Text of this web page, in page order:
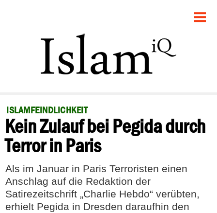
POLITIK
GESELLSCHAFT
RECHT
FEUILLETON
DEBATTE
ISLAMFEINDLICHKEIT
Kein Zulauf bei Pegida durch
Terror in Paris
Als im Januar in Paris Terroristen einen
Anschlag auf die Redaktion der
Satirezeitschrift „Charlie Hebdo“ verübten,
erhielt Pegida in Dresden daraufhin den